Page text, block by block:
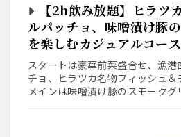
【2h飲み放題】ヒラツ
ルパッチョ、味噌漬け豚
を楽しむカジュアルコー
スタートは豪華前菜盛合せ、漁港
チョ、ヒラツカ名物フィッシュ＆
メインは味噌漬け豚のスモーク